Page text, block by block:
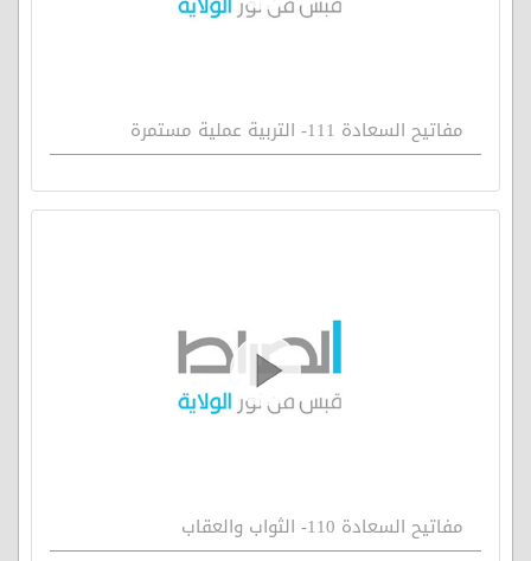
مفاتيح السعادة 111- التربية عملية مستمرة
مفاتيح السعادة 110- الثواب والعقاب